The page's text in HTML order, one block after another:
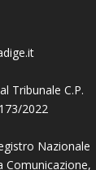
Tribunale C.P.
2022
Nazionale
Comunicazione,